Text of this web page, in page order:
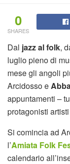
0
SHARES
Dal jazz al folk,
luglio pieno di
mese gli angoli
Arcidosso e
appuntamenti –
protagonisti
Si comincia ad
l’Amiata Folk
calendario